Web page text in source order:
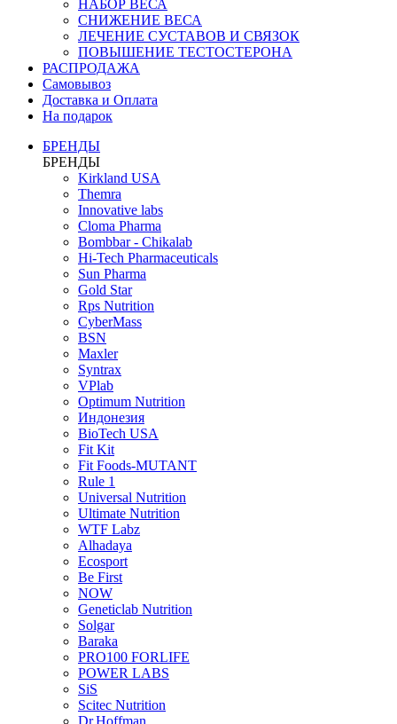
НАБОР ВЕСА
СНИЖЕНИЕ ВЕСА
ЛЕЧЕНИЕ СУСТАВОВ И СВЯЗОК
ПОВЫШЕНИЕ ТЕСТОСТЕРОНА
РАСПРОДАЖА
Самовывоз
Доставка и Оплата
На подарок
БРЕНДЫ
БРЕНДЫ
Kirkland USA
Themra
Innovative labs
Cloma Pharma
Bombbar - Chikalab
Hi-Tech Pharmaceuticals
Sun Pharma
Gold Star
Rps Nutrition
CyberMass
BSN
Maxler
Syntrax
VPlab
Optimum Nutrition
Индонезия
BioTech USA
Fit Kit
Fit Foods-MUTANT
Rule 1
Universal Nutrition
Ultimate Nutrition
WTF Labz
Alhadaya
Ecosport
Be First
NOW
Geneticlab Nutrition
Solgar
Baraka
PRO100 FORLIFE
POWER LABS
SiS
Scitec Nutrition
Dr.Hoffman